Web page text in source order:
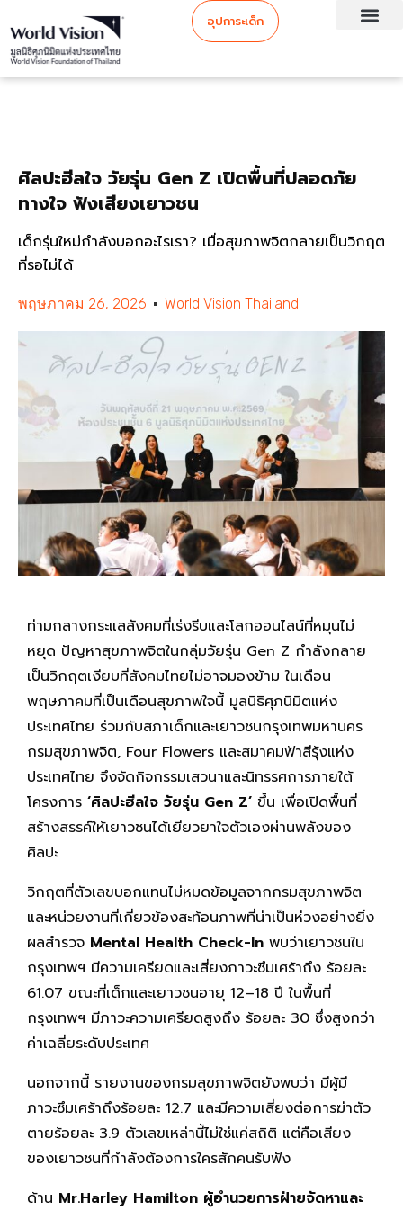
อุปการะเด็ก
ศิลปะฮีลใจ วัยรุ่น Gen Z เปิดพื้นที่ปลอดภัย
ทางใจ ฟังเสียงเยาวชน
เด็กรุ่นใหม่กำลังบอกอะไรเรา? เมื่อสุขภาพจิตกลายเป็นวิกฤต
ที่รอไม่ได้
พฤษภาคม 26, 2026 World Vision Thailand
ท่ามกลางกระแสสังคมที่เร่งรีบและโลกออนไลน์ที่หมุนไม่
หยุด ปัญหาสุขภาพจิตในกลุ่มวัยรุ่น Gen Z กำลังกลาย
เป็นวิกฤตเงียบที่สังคมไทยไม่อาจมองข้าม ในเดือน
พฤษภาคมที่เป็นเดือนสุขภาพใจนี้ มูลนิธิศุภนิมิตแห่ง
ประเทศไทย ร่วมกับสภาเด็กและเยาวชนกรุงเทพมหานคร
กรมสุขภาพจิต, Four Flowers และสมาคมฟ้าสีรุ้งแห่ง
ประเทศไทย จึงจัดกิจกรรมเสวนาและนิทรรศการภายใต้
โครงการ ‘ศิลปะฮีลใจ วัยรุ่น Gen Z’ ขึ้น เพื่อเปิดพื้นที่
สร้างสรรค์ให้เยาวชนได้เยียวยาใจตัวเองผ่านพลังของ
ศิลปะ
วิกฤตที่ตัวเลขบอกแทนไม่หมดข้อมูลจากกรมสุขภาพจิต
และหน่วยงานที่เกี่ยวข้องสะท้อนภาพที่น่าเป็นห่วงอย่างยิ่ง
ผลสำรวจ Mental Health Check-In พบว่าเยาวชนใน
กรุงเทพฯ มีความเครียดและเสี่ยงภาวะซึมเศร้าถึง ร้อยละ
61.07 ขณะที่เด็กและเยาวชนอายุ 12–18 ปี ในพื้นที่
กรุงเทพฯ มีภาวะความเครียดสูงถึง ร้อยละ 30 ซึ่งสูงกว่า
ค่าเฉลี่ยระดับประเทศ
นอกจากนี้ รายงานของกรมสุขภาพจิตยังพบว่า มีผู้มี
ภาวะซึมเศร้าถึงร้อยละ 12.7 และมีความเสี่ยงต่อการฆ่าตัว
ตายร้อยละ 3.9 ตัวเลขเหล่านี้ไม่ใช่แค่สถิติ แต่คือเสียง
ของเยาวชนที่กำลังต้องการใครสักคนรับฟัง
ด้าน Mr.Harley Hamilton ผู้อำนวยการฝ่ายจัดหาและ